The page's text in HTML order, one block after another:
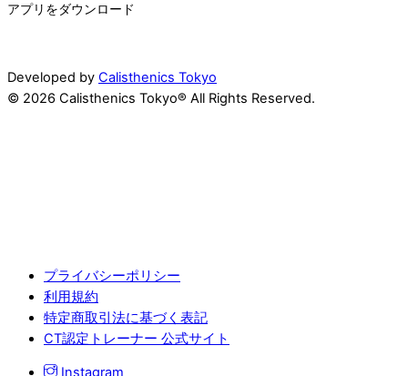
アプリをダウンロード
Developed by Calisthenics Tokyo
© 2026 Calisthenics Tokyo® All Rights Reserved.
プライバシーポリシー
利用規約
特定商取引法に基づく表記
CT認定トレーナー 公式サイト
Instagram